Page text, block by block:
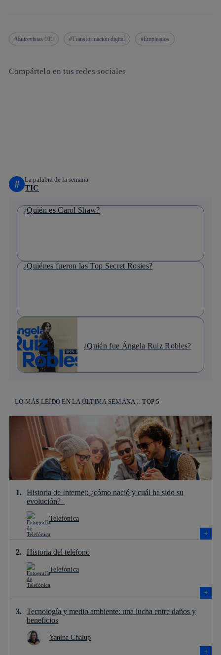
Entrevistas 101 Transformación digital Empleados
Compártelo en tus redes sociales
# La palabra de la semana
TIC
¿Quién es Carol Shaw?
¿Quiénes fueron las Top Secret Rosies?
¿Quién fue Ángela Ruiz Robles?
LO MÁS LEÍDO EN LA ÚLTIMA SEMANA :: TOP 5
Historia de Internet: ¿cómo nació y cuál ha sido su
evolución?
Telefónica
Historia del teléfono
Telefónica
Tecnología y medio ambiente: una lucha entre daños y
beneficios
Yanina Chalup